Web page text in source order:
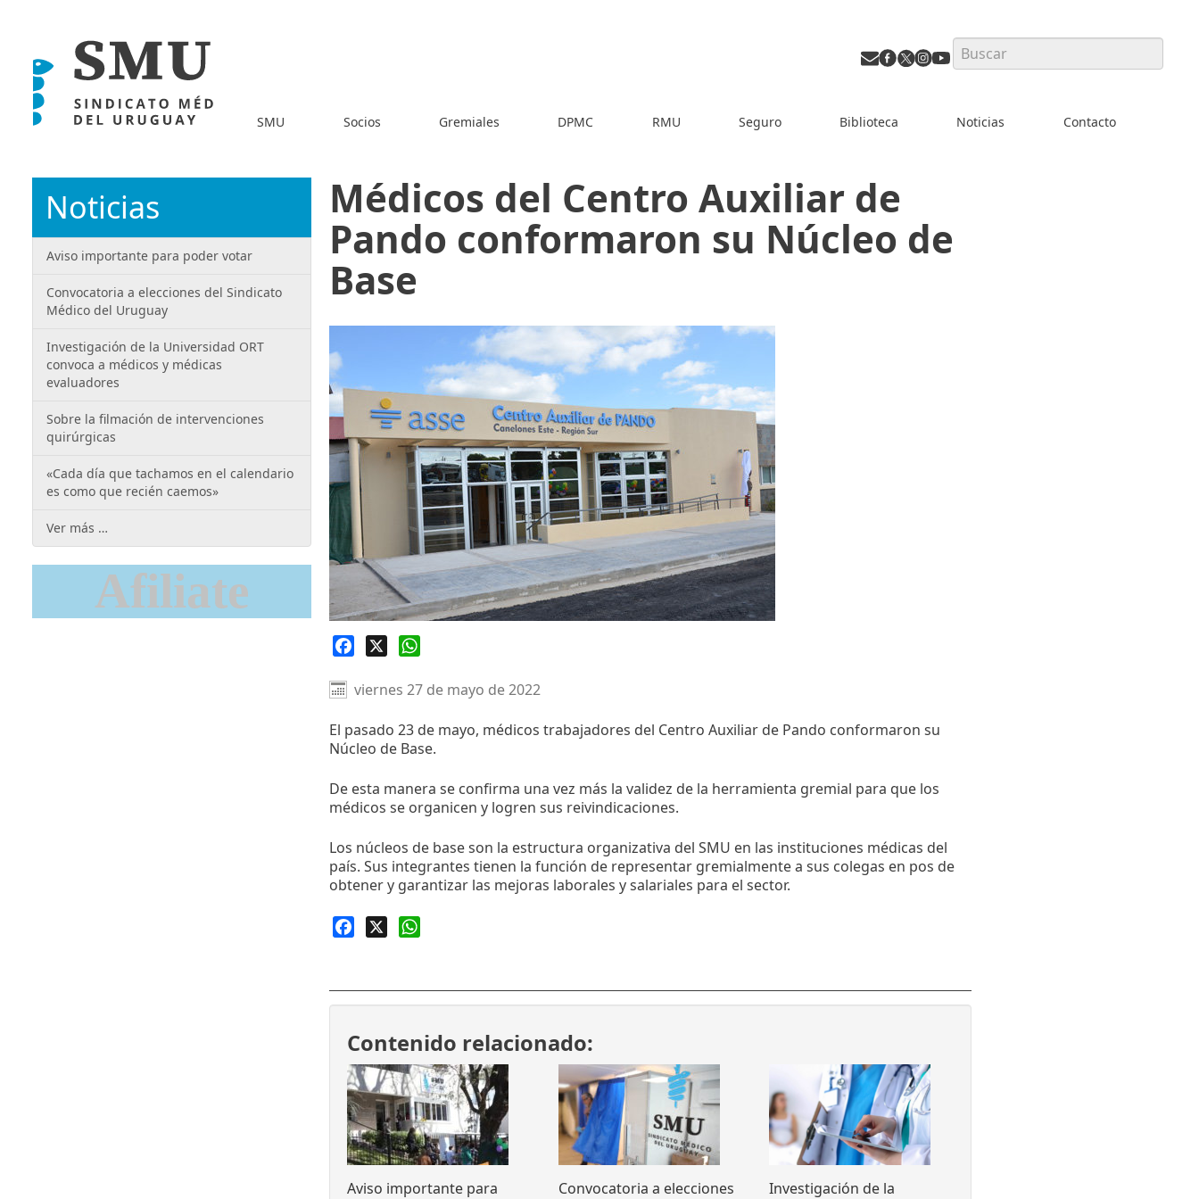
Search
SMU Socios Gremiales DPMC RMU Seguro Biblioteca Noticias Contacto
Médicos del Centro Auxiliar de
Pando conformaron su Núcleo de
Base
Facebook
viernes 27 de mayo de 2022
El pasado 23 de mayo, médicos trabajadores del Centro Auxiliar de Pando conformaron su
Núcleo de Base.
De esta manera se confirma una vez más la validez de la herramienta gremial para que los
médicos se organicen y logren sus reivindicaciones.
Los núcleos de base son la estructura organizativa del SMU en las instituciones médicas del
país. Sus integrantes tienen la función de representar gremialmente a sus colegas en pos de
obtener y garantizar las mejoras laborales y salariales para el sector.
Facebook
Contenido relacionado:
Aviso importante para
Convocatoria a elecciones
Investigación de la
Noticias
Aviso importante para poder votar
Convocatoria a elecciones del Sindicato
Médico del Uruguay
Investigación de la Universidad ORT
convoca a médicos y médicas
evaluadores
Sobre la filmación de intervenciones
quirúrgicas
«Cada día que tachamos en el calendario
es como que recién caemos»
Ver más …
Afiliate